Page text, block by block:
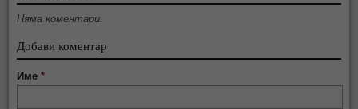
Няма коментари.
Добави коментар
Име*